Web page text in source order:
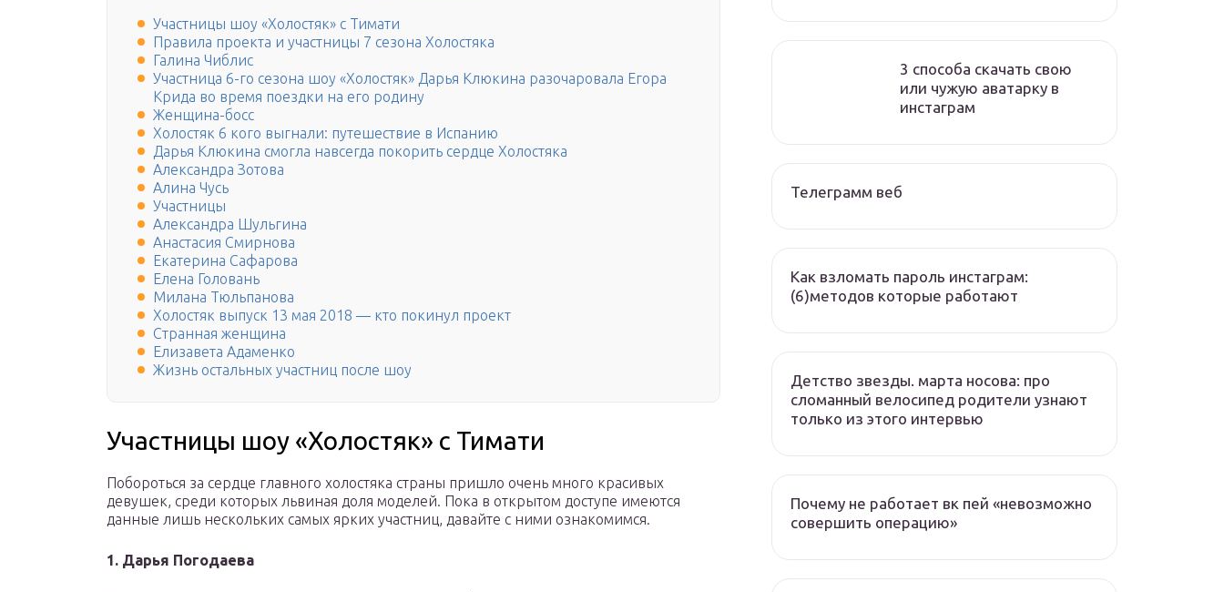
Участницы шоу «Холостяк» с Тимати
Правила проекта и участницы 7 сезона Холостяка
Галина Чиблис
Участница 6-го сезона шоу «Холостяк» Дарья Клюкина разочаровала Егора
Крида во время поездки на его родину
Женщина-босс
Холостяк 6 кого выгнали: путешествие в Испанию
Дарья Клюкина смогла навсегда покорить сердце Холостяка
Александра Зотова
Алина Чусь
Участницы
Александра Шульгина
Анастасия Смирнова
Екатерина Сафарова
Елена Головань
Милана Тюльпанова
Холостяк выпуск 13 мая 2018 — кто покинул проект
Странная женщина
Елизавета Адаменко
Жизнь остальных участниц после шоу
Участницы шоу «Холостяк» с Тимати
Побороться за сердце главного холостяка страны пришло очень много красивых
девушек, среди которых львиная доля моделей. Пока в открытом доступе имеются
данные лишь нескольких самых ярких участниц, давайте с ними ознакомимся.
1. Дарья Погодаева
3 способа скачать свою
или чужую аватарку в
инстаграм
Телеграмм веб
Как взломать пароль инстаграм:
(6)методов которые работают
Детство звезды. марта носова: про
сломанный велосипед родители узнают
только из этого интервью
Почему не работает вк пей «невозможно
совершить операцию»